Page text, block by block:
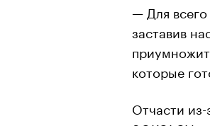
— Для
заставив
которые
Отчасти